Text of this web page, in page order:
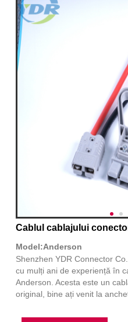
Cablul cablajului
Model:Anderson
Shenzhen YDR Connector
cu mulți ani de experiență în
Anderson. Acesta este un
original, bine ați venit la